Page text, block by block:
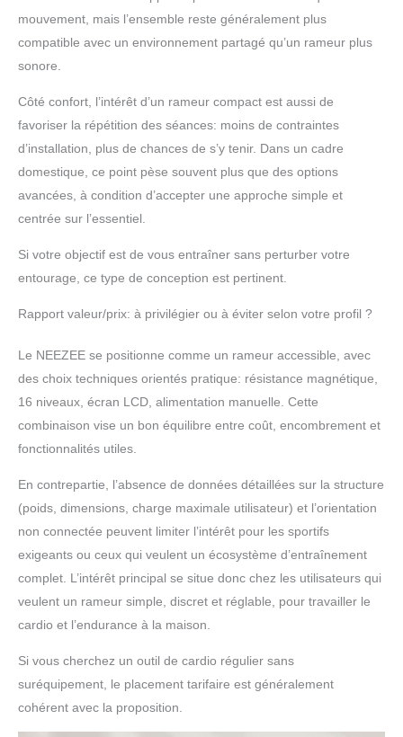
musculation pour toute
forme : le rameur est
le corps qui sollicite 85 %
de vos muscles. Cet
entraînement brûle
beaucoup de calories
articulations. Vous avez
rythme, il est idéal pour
les personnes de tous
Service client 24 heures :
accessoires du rameur et
des instructions
simplement votre
les messages seront
répondus dans les 24
heures.
mouvement, mais l’ensemble reste généralement plus
compatible avec un environnement partagé qu’un rameur plus
sonore.
Côté confort, l’intérêt d’un rameur compact est aussi de
favoriser la répétition des séances: moins de contraintes
d’installation, plus de chances de s’y tenir. Dans un cadre
domestique, ce point pèse souvent plus que des options
avancées, à condition d’accepter une approche simple et
centrée sur l’essentiel.
Si votre objectif est de vous entraîner sans perturber votre
entourage, ce type de conception est pertinent.
Rapport valeur/prix: à privilégier ou à éviter selon votre profil ?
Le NEEZEE se positionne comme un rameur accessible, avec
des choix techniques orientés pratique: résistance magnétique,
16 niveaux, écran LCD, alimentation manuelle. Cette
combinaison vise un bon équilibre entre coût, encombrement et
fonctionnalités utiles.
En contrepartie, l’absence de données détaillées sur la structure
(poids, dimensions, charge maximale utilisateur) et l’orientation
non connectée peuvent limiter l’intérêt pour les sportifs
exigeants ou ceux qui veulent un écosystème d’entraînement
complet. L’intérêt principal se situe donc chez les utilisateurs qui
veulent un rameur simple, discret et réglable, pour travailler le
cardio et l’endurance à la maison.
Si vous cherchez un outil de cardio régulier sans
suréquipement, le placement tarifaire est généralement
cohérent avec la proposition.